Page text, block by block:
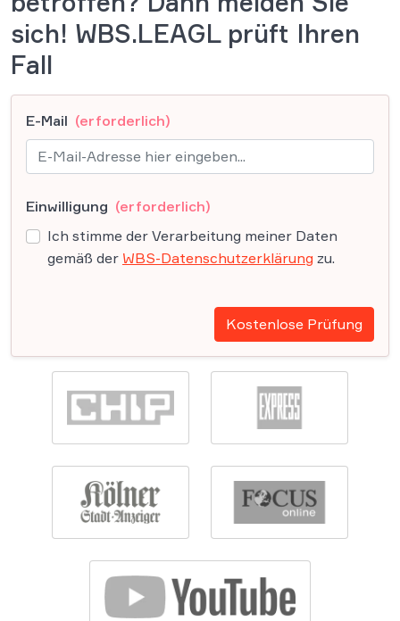
sich! WBS.LEAGL prüft Ihren
Fall
E-Mail (erforderlich)
Einwilligung (erforderlich)
Ich stimme der Verarbeitung meiner Daten
gemäß der WBS-Datenschutzerklärung zu.
Kostenlose Prüfung